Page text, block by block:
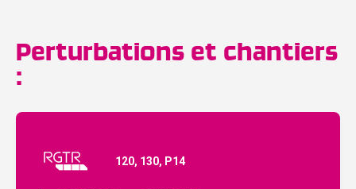
Perturbations et chantiers
:
120, 130, P14